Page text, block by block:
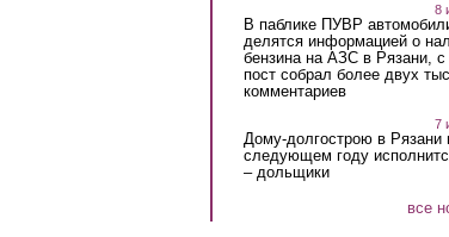
8
В паблике ПУВР
делятся информацией о
бензина на АЗС в Рязани,
пост собрал более двух
комментариев
7
Дому-долгострою в Рязани
следующем году
– дольщики
все